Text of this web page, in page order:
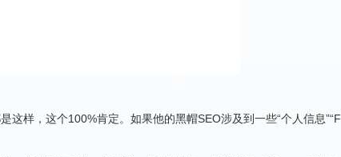
样，这个100%肯定。如果他的黑帽SEO涉及到一些“个人信息”“F